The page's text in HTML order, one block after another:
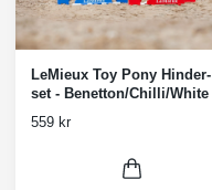
LeMieux Toy Pony Hinder-
set - Benetton/Chilli/White
559 kr